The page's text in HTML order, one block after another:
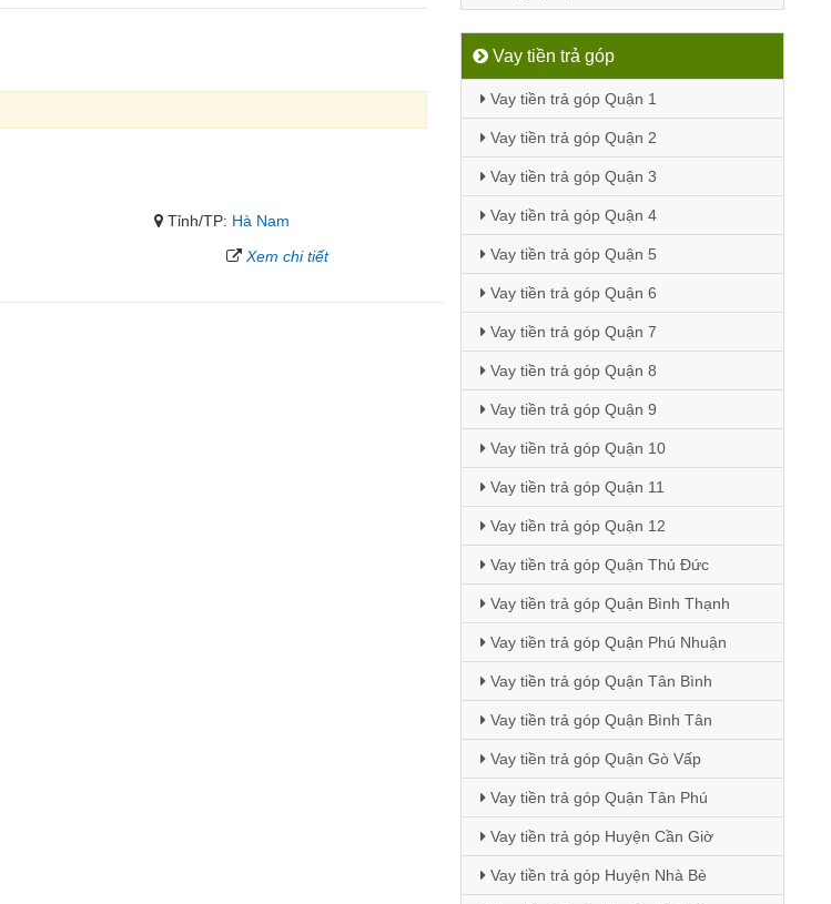
Tỉnh/TP: Hà Nam
Xem chi tiết
Vay tiền trả góp
Vay tiền trả góp Quận 1
Vay tiền trả góp Quận 2
Vay tiền trả góp Quận 3
Vay tiền trả góp Quận 4
Vay tiền trả góp Quận 5
Vay tiền trả góp Quận 6
Vay tiền trả góp Quận 7
Vay tiền trả góp Quận 8
Vay tiền trả góp Quận 9
Vay tiền trả góp Quận 10
Vay tiền trả góp Quận 11
Vay tiền trả góp Quận 12
Vay tiền trả góp Quận Thủ Đức
Vay tiền trả góp Quận Bình Thạnh
Vay tiền trả góp Quận Phú Nhuận
Vay tiền trả góp Quận Tân Bình
Vay tiền trả góp Quận Bình Tân
Vay tiền trả góp Quận Gò Vấp
Vay tiền trả góp Quận Tân Phú
Vay tiền trả góp Huyện Cần Giờ
Vay tiền trả góp Huyện Nhà Bè